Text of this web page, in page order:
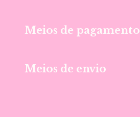
Meios de pagamento
Meios de envio